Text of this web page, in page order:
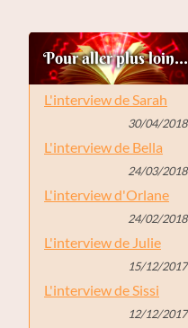
Pour aller plus loin...
L'interview de Sarah
30/04/2018
L'interview de Bella
24/03/2018
L'interview d'Orlane
24/02/2018
L'interview de Julie
15/12/2017
L'interview de Sissi
12/12/2017